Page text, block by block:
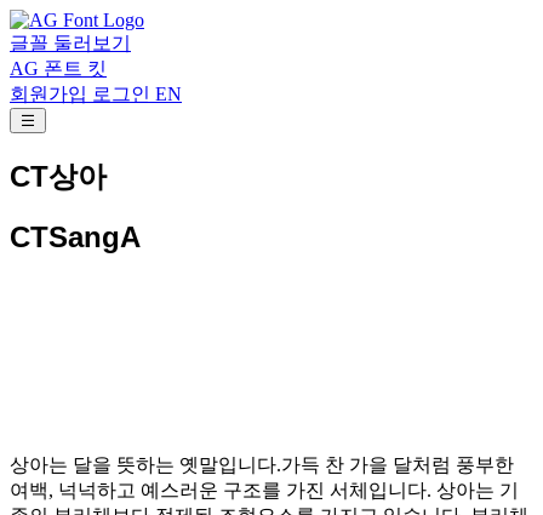
글꼴 둘러보기
AG 폰트 킷
회원가입 로그인 EN
CT상아
CTSangA
상아는 달을 뜻하는 옛말입니다.가득 찬 가을 달처럼 풍부한
여백, 넉넉하고 예스러운 구조를 가진 서체입니다. 상아는 기